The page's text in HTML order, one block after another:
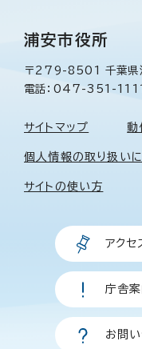
浦安市役所
〒279-8501 千葉県
電話：047-351-1111
サイトマップ 動
個人情報の取り扱い
サイトの使い方
アクセ
庁舎案
お問